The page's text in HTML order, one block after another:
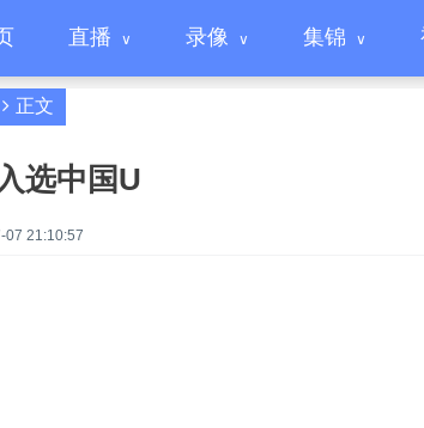
直播 录像 集锦
正文
选中国U
07 21:10:57